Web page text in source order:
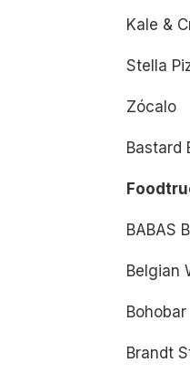
Kale &
Stella
Zócalo
Bastard
BABAS
Belgian
Bohobar
Brandt